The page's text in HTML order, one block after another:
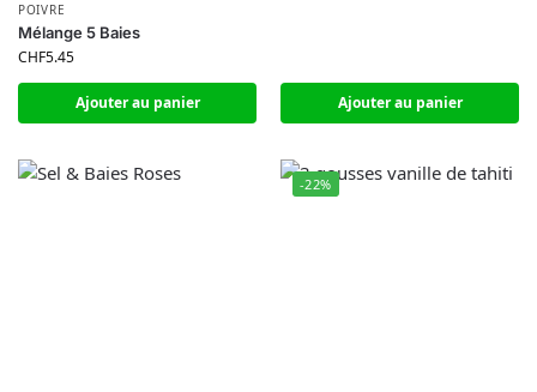
POIVRE
Mélange 5 Baies
CHF5.45
Ajouter au panier Ajouter au panier
-22%